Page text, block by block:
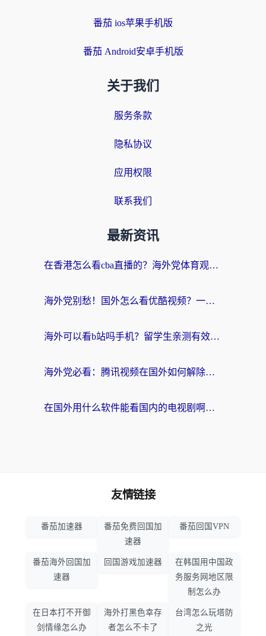
番茄 ios苹果手机版
番茄 Android安卓手机版
关于我们
服务条款
隐私协议
应用权限
联系我们
最新资讯
在香港怎么看cba直播的？海外党体育观赛终极指南：告别版权限制，畅享中文解说
海外党别愁！国外怎么看优酷视频？一招解决追剧、看直播难题
海外可以看b站吗手机？留学生亲测有效的回国加速指南
海外党必看：腾讯视频在国外如何解除地域限制？附优酷咪咕使用指南
在国外用什么软件能看国内的电视剧啊？留学生亲测有效的回国加速方案
友情链接
番茄加速器
番茄免费回国加
速器
番茄回国VPN
番茄海外回国加
速器
回国游戏加速器
在韩国用中国政
务服务网地区限
制怎么办
在日本打不开御
剑情缘怎么办
海外打黑色幸存
者怎么不卡了
台湾怎么玩塔防
之光